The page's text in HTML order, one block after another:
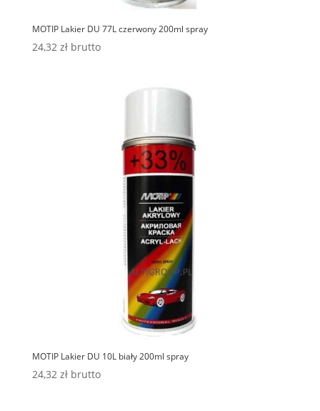
MOTIP Lakier DU 77L czerwony 200ml spray
24,32 zł brutto
MOTIP Lakier DU 10L biały 200ml spray
24,32 zł brutto